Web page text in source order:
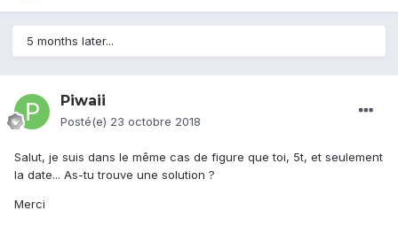
5 months later...
Piwaii
Posté(e) 23 octobre 2018
Salut, je suis dans le même cas de figure que toi, 5t, et seulement
la date... As-tu trouve une solution ?
Merci